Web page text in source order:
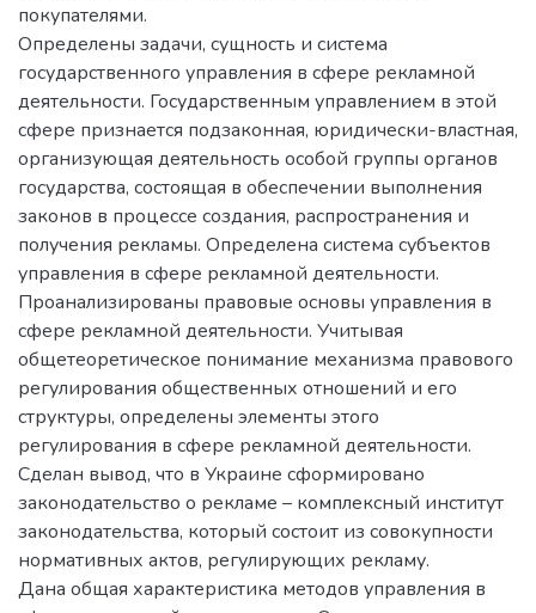
покупателями.
Определены задачи, сущность и система
государственного управления в сфере рекламной
деятельности. Государственным управлением в этой
сфере признается подзаконная, юридически-властная,
организующая деятельность особой группы органов
государства, состоящая в обеспечении выполнения
законов в процессе создания, распространения и
получения рекламы. Определена система субъектов
управления в сфере рекламной деятельности.
Проанализированы правовые основы управления в
сфере рекламной деятельности. Учитывая
общетеоретическое понимание механизма правового
регулирования общественных отношений и его
структуры, определены элементы этого
регулирования в сфере рекламной деятельности.
Сделан вывод, что в Украине сформировано
законодательство о рекламе – комплексный институт
законодательства, который состоит из совокупности
нормативных актов, регулирующих рекламу.
Дана общая характеристика методов управления в